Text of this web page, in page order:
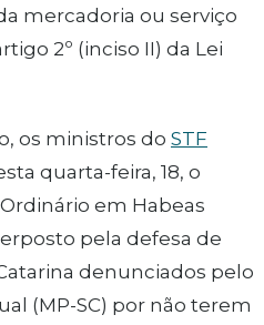
mercadoria ou serviço
2º (inciso II) da Lei
os ministros do STF
quarta-feira, 18, o
em Habeas
pela defesa de
denunciados pelo
(MP-SC) por não terem